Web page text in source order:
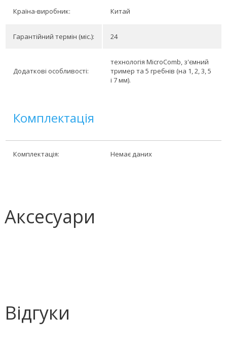
Країна-виробник: Китай
Гарантійний термін (міс.): 24
Додаткові особливості:
технологія MicroComb, з'ємний
тример та 5 гребнів (на 1, 2, 3, 5
і 7 мм).
Комплектація
Комплектація: Немає даних
Аксесуари
Відгуки